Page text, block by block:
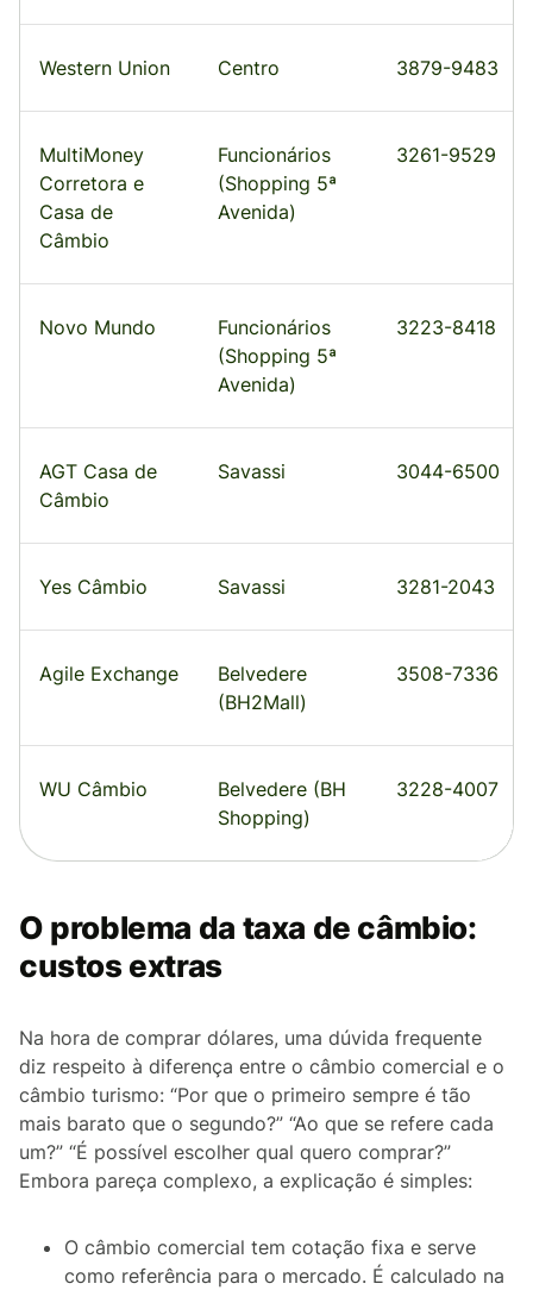
Western Union Centro 3879-9483
MultiMoney
Corretora e
Casa de
Câmbio
Funcionários
(Shopping 5ª
Avenida)
3261-9529
Novo Mundo
Funcionários
(Shopping 5ª
Avenida)
3223-8418
AGT Casa de
Câmbio
Savassi 3044-6500
Yes Câmbio Savassi 3281-2043
Agile Exchange
Belvedere
(BH2Mall)
3508-7336
WU Câmbio
Belvedere (BH
Shopping)
3228-4007
O problema da taxa de câmbio:
custos extras
Na hora de comprar dólares, uma dúvida frequente
diz respeito à diferença entre o câmbio comercial e o
câmbio turismo: “Por que o primeiro sempre é tão
mais barato que o segundo?” “Ao que se refere cada
um?” “É possível escolher qual quero comprar?”
Embora pareça complexo, a explicação é simples:
O câmbio comercial tem cotação fixa e serve
como referência para o mercado. É calculado na